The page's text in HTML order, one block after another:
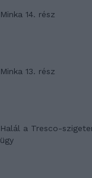
Minka 14. rész
Minka 13. rész
Halál a Tresco-
ügy